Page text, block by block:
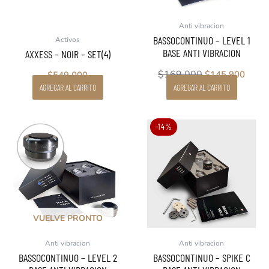
Activos
AXXESS – NOIR – SET(4)
$549.000
AGREGAR AL CARRITO
Anti vibracion
BASSOCONTINUO – LEVEL 1
BASE ANTI VIBRACION
$169.000 $145.900
AGREGAR AL CARRITO
VUELVE PRONTO
Anti vibracion
BASSOCONTINUO – LEVEL 2
era:
$189.000.
$164.900.
-14%
Anti vibracion
BASSOCONTINUO – SPIKE C
original
era:
$349.000.